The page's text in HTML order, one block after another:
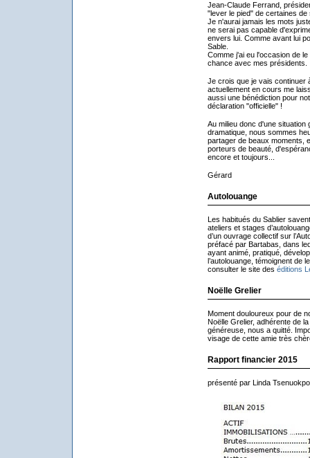
Jean-Claude Ferrand,
"lever le pied" de certaines
Je n'aurai jamais les mots
ne serai pas capable
envers lui. Comme avant lui
Sable.
Comme j'ai eu l'occasion de
chance avec mes présidents.
Je crois que je vais continuer
actuellement en cours me
aussi une bénédiction pour
déclaration "officielle" !
Au milieu donc d'une situation
dramatique, nous sommes
partager de beaux moments,
porteurs de beauté,
encore et toujours...
Gérard
Autolouange
Les habitués du Sablier
ateliers et stages
d’un ouvrage collectif sur
préfacé par Bartabas, dans
ayant animé, pratiqué,
l’autolouange, témoignent
consulter le site des éditions
Noëlle Grelier
Moment douloureux pour de
Noëlle Grelier, adhérente de
généreuse, nous a quitté.
visage de cette amie très
Rapport financier 2015
présenté par Linda